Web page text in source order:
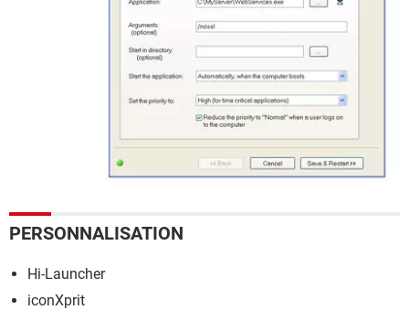
PERSONNALISATION
Hi-Launcher
iconXprit